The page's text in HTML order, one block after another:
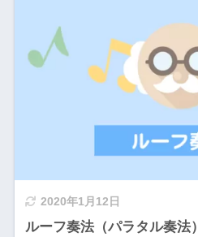
2020年1月12日
ルーフ奏法（パラタル奏法）